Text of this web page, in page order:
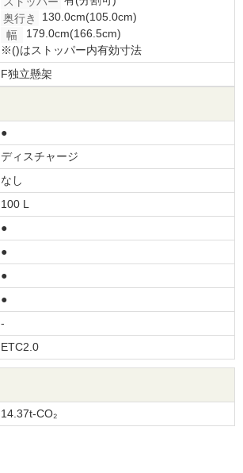
奥行き
130.0cm(105.0cm)
幅
179.0cm(166.5cm)
※()はストッパー内有効寸法
F独立懸架
●
ディスチャージ
なし
100 L
●
●
●
●
-
ETC2.0
14.37t-CO₂